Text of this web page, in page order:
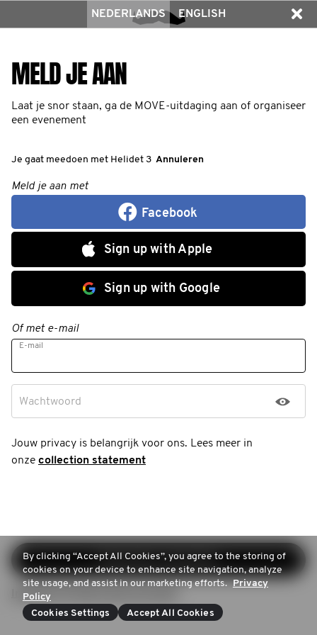
NEDERLANDS ENGLISH
MELD JE AAN
Laat je snor staan, ga de MOVE-uitdaging aan of organiseer
een evenement
Je gaat meedoen met Helidet 3 Annuleren
Meld je aan met
Facebook
Sign up with Apple
Sign up with Google
Of met e-mail
E-mail
Wachtwoord
Jouw privacy is belangrijk voor ons. Lees meer in
onze collection statement
Registratie voortzetten
Inloggen (Ik heb al een account)
By clicking “Accept All Cookies”, you agree to the storing of
cookies on your device to enhance site navigation, analyze
site usage, and assist in our marketing efforts. Privacy
Policy
Cookies Settings
Accept All Cookies